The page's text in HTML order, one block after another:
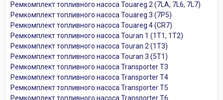
Ремкомплект топливного насоса Touareg 2 (7LA, 7L6, 7L7)
Ремкомплект топливного насоса Touareg 3 (7P5)
Ремкомплект топливного насоса Touareg 4 (CR7)
Ремкомплект топливного насоса Touran 1 (1T1, 1T2)
Ремкомплект топливного насоса Touran 2 (1T3)
Ремкомплект топливного насоса Touran 3 (5T1)
Ремкомплект топливного насоса Transporter T3
Ремкомплект топливного насоса Transporter T4
Ремкомплект топливного насоса Transporter T5
Ремкомплект топливного насоса Transporter T6